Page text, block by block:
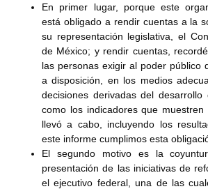
En primer lugar, porque este
está obligado a rendir cuentas a la
su representación legislativa, el
de México; y rendir cuentas,
las personas exigir al poder público
a disposición, en los medios
decisiones derivadas del
como los indicadores que
llevó a cabo, incluyendo los
este informe cumplimos esta
El segundo motivo es la
presentación de las iniciativas de
el ejecutivo federal, una de las